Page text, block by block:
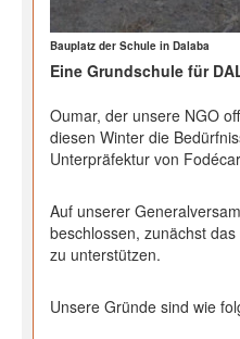
Bauplatz der Schule in Dalaba
Eine Grundschule für
Oumar, der unsere NGO
diesen Winter die
Unterpräfektur von
Auf unserer
beschlossen, zunächst
zu unterstützen.
Unsere Gründe sind wie